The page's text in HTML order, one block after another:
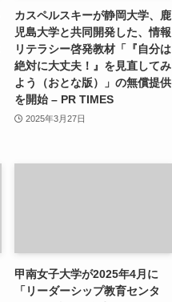
カスペルスキーが静岡大学、鹿
児島大学と共同開発した、情報
リテラシー啓発教材「『自分は
絶対に大丈夫！』を見直してみ
よう（おとな版）」の無償提供
を開始 – PR TIMES
2025年3月27日
甲南女子大学が2025年4月に
「リーダーシップ教育センタ